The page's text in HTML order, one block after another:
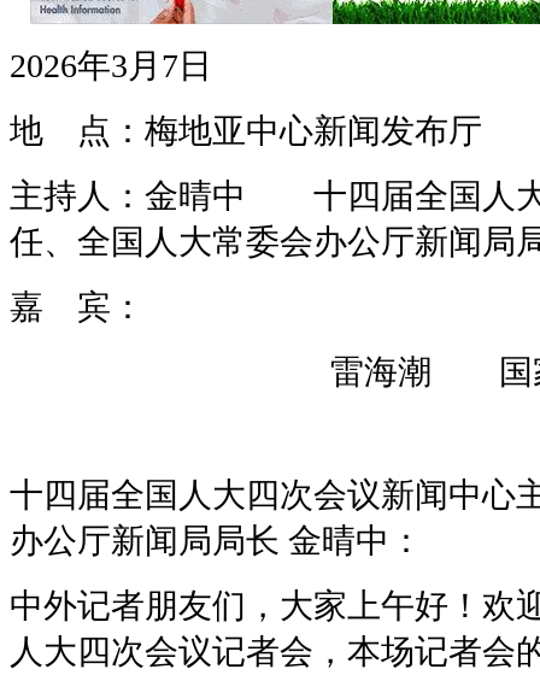
2026年3月7日
地 点：梅地亚中心新闻发布厅
主持人：金晴中 十四届全国人
任、全国人大常委会办公厅新闻局
嘉 宾：
雷海潮 国家卫
十四届全国人大四次会议新闻中心
办公厅新闻局局长 金晴中：
中外记者朋友们，大家上午好！欢
人大四次会议记者会，本场记者会